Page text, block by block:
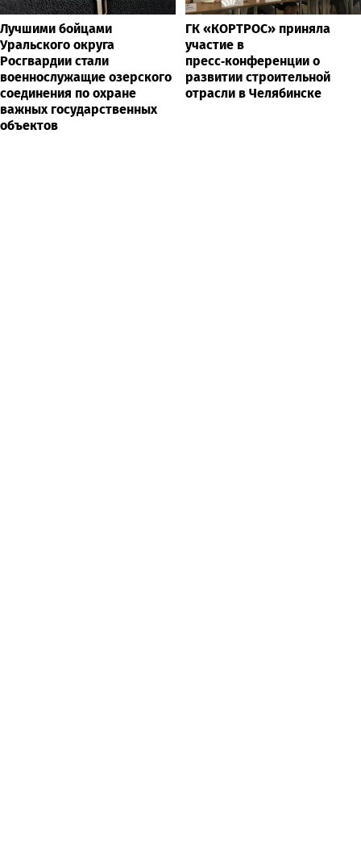
Лучшими бойцами
Уральского округа
Росгвардии стали
военнослужащие озерского
соединения по охране
важных государственных
объектов
ГК «КОРТРОС» приняла
участие в
пресс‑конференции о
развитии строительной
отрасли в Челябинске